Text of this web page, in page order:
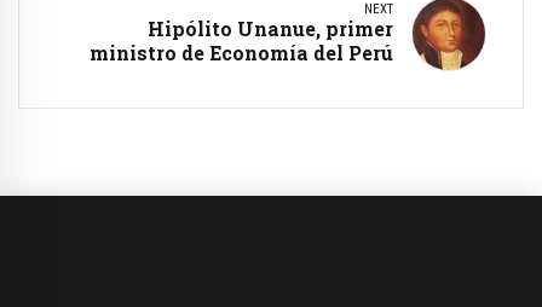
NEXT
Hipólito Unanue, primer
ministro de Economía del Perú